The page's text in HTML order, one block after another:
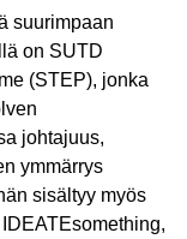
suurimpaan
on SUTD
(STEP), jonka
johtajuus,
ymmärrys
sisältyy myös